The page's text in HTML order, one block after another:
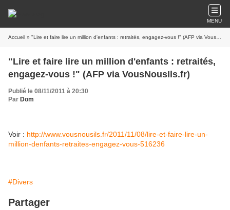
MENU
Accueil » "Lire et faire lire un million d'enfants : retraités, engagez-vous !" (AFP via VousNousIls.fr)
"Lire et faire lire un million d'enfants : retraités,
engagez-vous !" (AFP via VousNousIls.fr)
Publié le 08/11/2011 à 20:30
Par Dom
Voir : http://www.vousnousils.fr/2011/11/08/lire-et-faire-lire-un-
million-denfants-retraites-engagez-vous-516236
#Divers
Partager